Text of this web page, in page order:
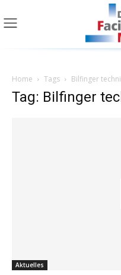
Home Tags Bilfinger
Tag: Bilfinger
Aktuelles